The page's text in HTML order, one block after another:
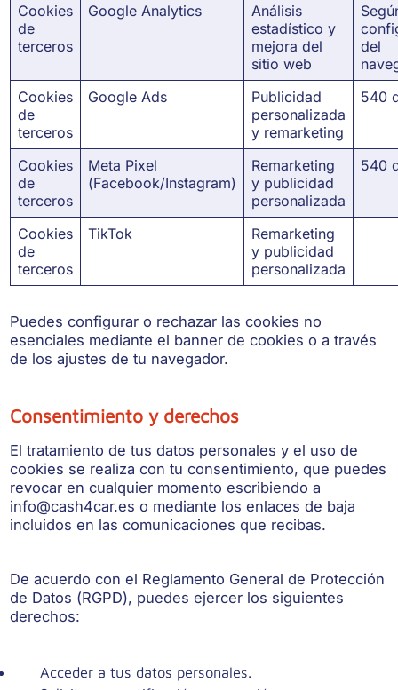
Cookies
de
terceros
Google Analytics
Análisis
estadístico y
mejora del
sitio web
del
Cookies
de
terceros
Google Ads
Publicidad
personalizada
y remarketing
540
Cookies
de
terceros
Meta Pixel
(Facebook/Instagram)
Remarketing
y publicidad
personalizada
540
Cookies
de
terceros
TikTok
Remarketing
y publicidad
personalizada
Puedes configurar o rechazar las cookies no
esenciales mediante el banner de cookies o a través
de los ajustes de tu navegador.
Consentimiento y derechos
El tratamiento de tus datos personales y el uso de
cookies se realiza con tu consentimiento, que puedes
revocar en cualquier momento escribiendo a
info@cash4car.es o mediante los enlaces de baja
incluidos en las comunicaciones que recibas.
De acuerdo con el Reglamento General de Protección
de Datos (RGPD), puedes ejercer los siguientes
derechos:
Acceder a tus datos personales.